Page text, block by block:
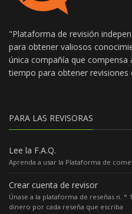
"Plataforma de revisión
para obtener valiosos
única compañía que
tiempo para obtener revisiones
PARA LAS REVISORAS
Lee la F.A.Q.
Aprenda a usar la Plataforma de
Crear cuenta de revisor
Únase a la plataforma de reseñas n.
dinero por cada reseña que escriba